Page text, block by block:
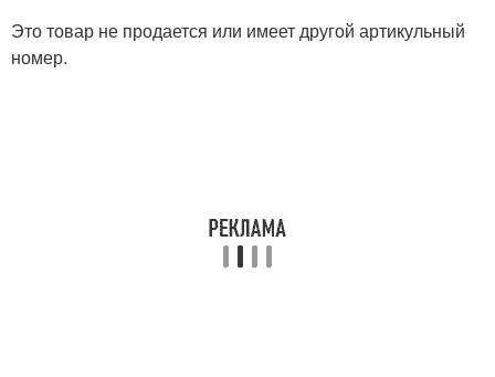
Это товар не продается или имеет другой артикульный
номер.